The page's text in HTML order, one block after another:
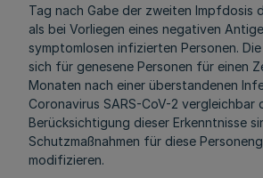
Tag nach Gabe der zweiten Impfdosis
als bei Vorliegen eines negativen
symptomlosen infizierten Personen.
sich für genesene Personen für einen
Monaten nach einer überstandenen
Coronavirus SARS-CoV-2 vergleichbar
Berücksichtigung dieser Erkenntnisse
Schutzmaßnahmen für diese
modifizieren.